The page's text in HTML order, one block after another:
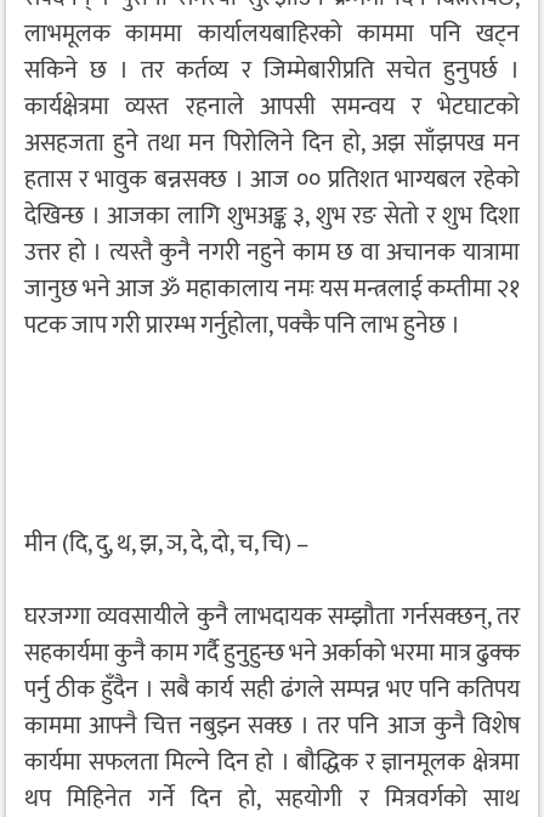
लाभमूलक काममा कार्यालयबाहिरको काममा पनि खट्न
सकिने छ । तर कर्तव्य र जिम्मेबारीप्रति सचेत हुनुपर्छ ।
कार्यक्षेत्रमा व्यस्त रहनाले आपसी समन्वय र भेटघाटको
असहजता हुने तथा मन पिरोलिने दिन हो, अझ साँझपख मन
हतास र भावुक बन्नसक्छ । आज ०० प्रतिशत भाग्यबल रहेको
देखिन्छ । आजका लागि शुभअङ्क ३, शुभ रङ सेतो र शुभ दिशा
उत्तर हो । त्यस्तै कुनै नगरी नहुने काम छ वा अचानक यात्रामा
जानुछ भने आज ॐ महाकालाय नमः यस मन्त्रलाई कम्तीमा २१
पटक जाप गरी प्रारम्भ गर्नुहोला, पक्कै पनि लाभ हुनेछ ।
मीन (दि, दु, थ, झ, ञ, दे, दो, च, चि) –
घरजग्गा व्यवसायीले कुनै लाभदायक सम्झौता गर्नसक्छन्, तर
सहकार्यमा कुनै काम गर्दै हुनुहुन्छ भने अर्काको भरमा मात्र ढुक्क
पर्नु ठीक हुँदैन । सबै कार्य सही ढंगले सम्पन्न भए पनि कतिपय
काममा आफ्नै चित्त नबुझ्न सक्छ । तर पनि आज कुनै विशेष
कार्यमा सफलता मिल्ने दिन हो । बौद्धिक र ज्ञानमूलक क्षेत्रमा
थप मिहिनेत गर्ने दिन हो, सहयोगी र मित्रवर्गको साथ